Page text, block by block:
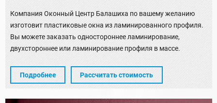
Компания Оконный Центр Балашиха по вашему желанию
изготовит пластиковые окна из ламинированного профиля.
Вы можете заказать одностороннее ламинирование,
двухстороннее или ламинирование профиля в массе.
Подробнее Рассчитать стоимость